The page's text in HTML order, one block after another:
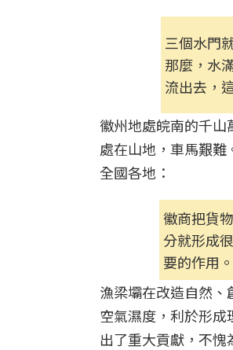
三個水門
那麼，水
流出去，
徽州地處皖南的千山
處在山地，車馬艱
全國各地：
徽商把貨
分就形成
要的作用。
漁梁壩在改造自然
空氣濕度，利於形
出了重大貢獻，不